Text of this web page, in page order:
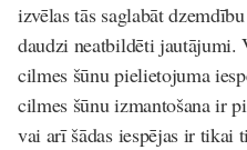
izvēlas tās saglabāt
daudzi neatbildēti jautājumi.
cilmes šūnu pielietojuma
cilmes šūnu izmantošana ir
vai arī šādas iespējas ir tikai